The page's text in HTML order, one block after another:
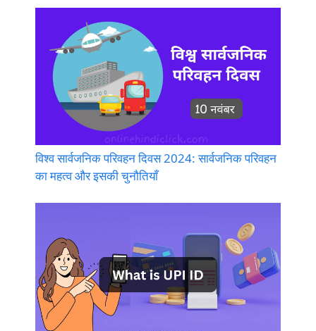
विश्व सार्वजनिक परिवहन दिवस 2024: सार्वजनिक परिवहन
का महत्व और इसकी चुनौतियाँ